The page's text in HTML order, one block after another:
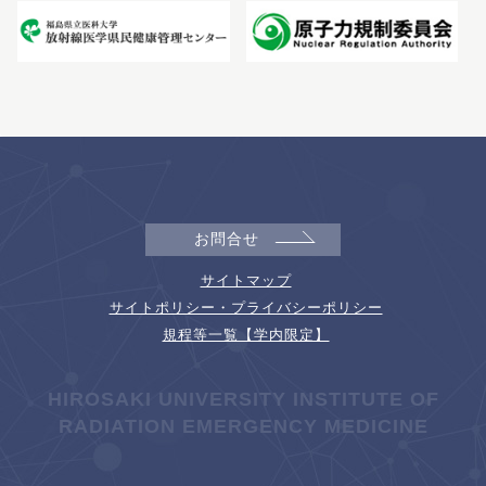
お問合せ
サイトマップ
サイトポリシー・プライバシーポリシー
規程等一覧【学内限定】
HIROSAKI UNIVERSITY INSTITUTE OF
RADIATION EMERGENCY MEDICINE